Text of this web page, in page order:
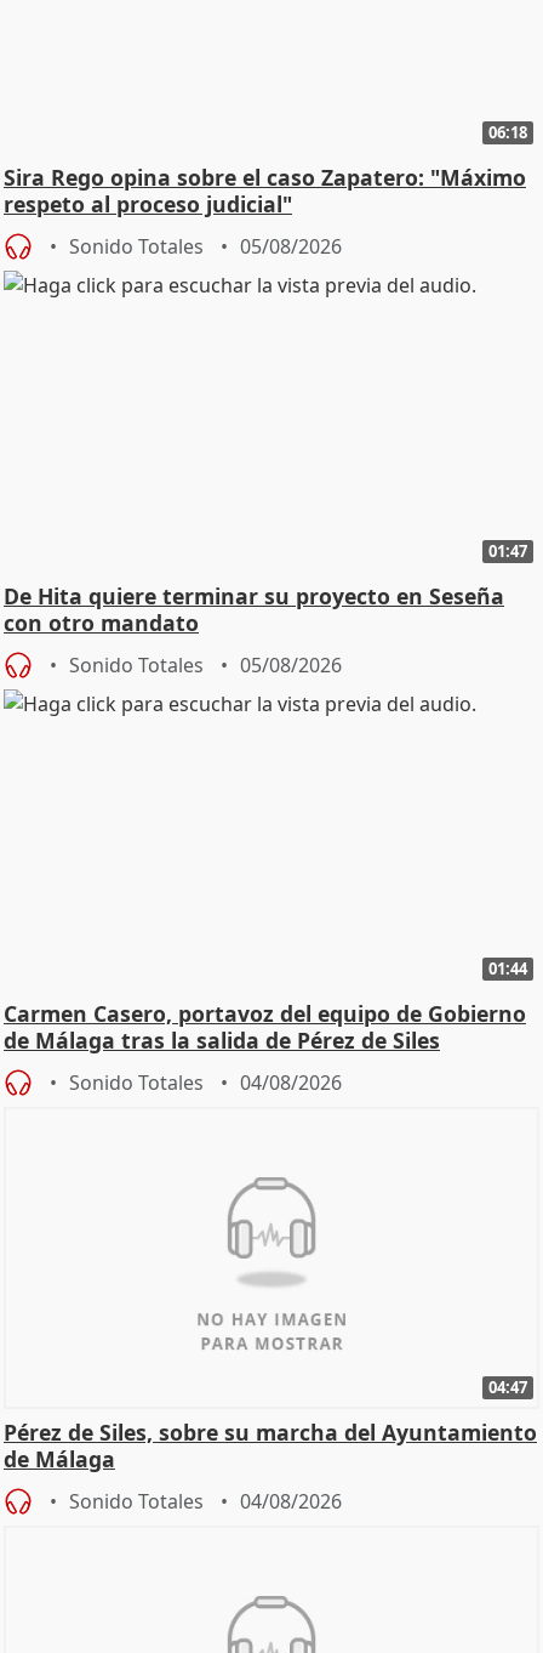
06:18
Sira Rego opina sobre el caso Zapatero: "Máximo
respeto al proceso judicial"
Sonido Totales 05/08/2026
01:47
De Hita quiere terminar su proyecto en Seseña
con otro mandato
Sonido Totales 05/08/2026
01:44
Carmen Casero, portavoz del equipo de Gobierno
de Málaga tras la salida de Pérez de Siles
Sonido Totales 04/08/2026
04:47
Pérez de Siles, sobre su marcha del Ayuntamiento
de Málaga
Sonido Totales 04/08/2026